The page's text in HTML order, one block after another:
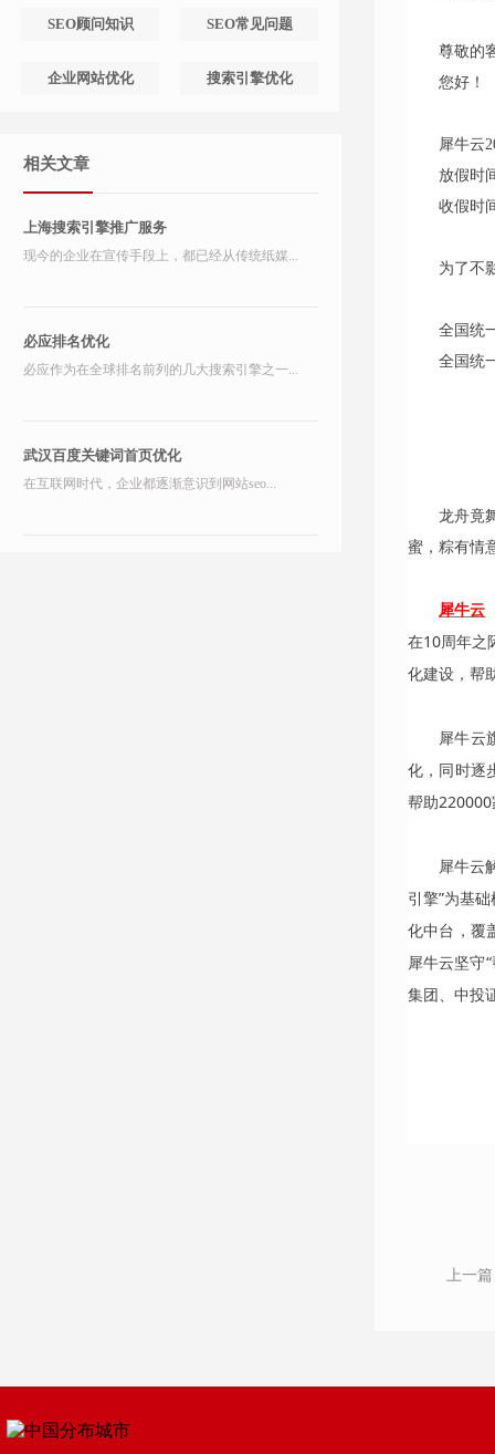
SEO顾问知识 SEO常见问题
企业网站优化 搜索引擎优化
相关文章
上海搜索引擎推广服务
现今的企业在宣传手段上，都已经从传统纸媒...
必应排名优化
必应作为在全球排名前列的几大搜索引擎之一...
武汉百度关键词首页优化
在互联网时代，企业都逐渐意识到网站seo...
尊敬的
您好！
犀牛云
放假时
收假时
为了不
全国统
全国统
龙舟竟
蜜，粽有情
犀牛云
在10周年之
化建设，帮
犀牛云
化，同时逐
帮助
犀牛云
引擎”为基
化中台，覆
犀牛云坚守
集团、中投
上一